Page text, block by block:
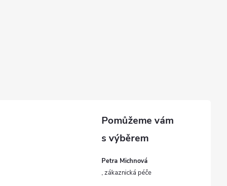
Petra Michnová